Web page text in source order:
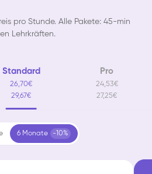
pro Stunde. Alle Pakete: 45-min
Lehrkräften.
Standard
26,70€
29,67€
Pro
24,53€
27,25€
6 Monate -10%